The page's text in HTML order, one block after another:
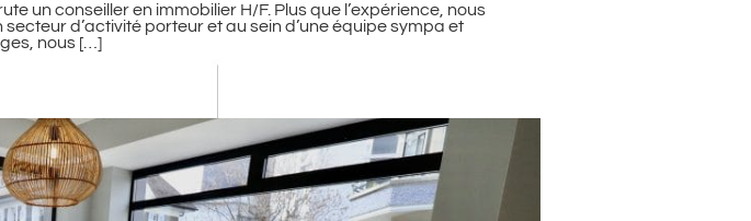
un conseiller en immobilier H/F. Plus que l’expérience, nous
d’activité porteur et au sein d’une équipe sympa et
nous […]